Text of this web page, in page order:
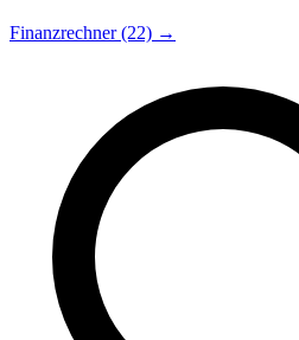
Finanzrechner (22) →